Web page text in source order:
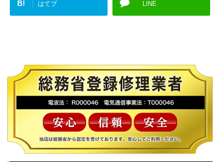
B! はてブ LINE